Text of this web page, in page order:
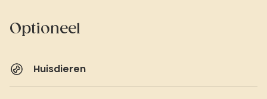
Optioneel
Huisdieren